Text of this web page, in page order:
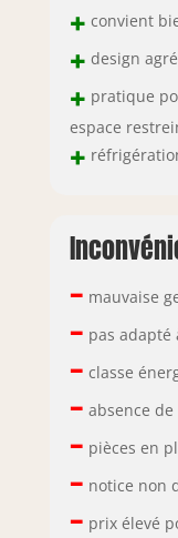
+ convient
+ design
+ pratique
espace
+
– mauvaise
– pas adapté
– classe
– absence
– pièces en
– notice non
– prix élevé